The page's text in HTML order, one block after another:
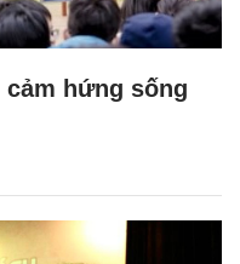
hứng sống